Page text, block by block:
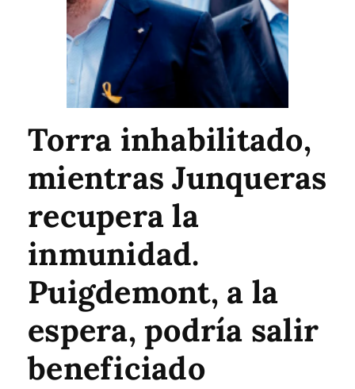
Torra inhabilitado,
mientras Junqueras
recupera la
inmunidad.
Puigdemont, a la
espera, podría salir
beneficiado